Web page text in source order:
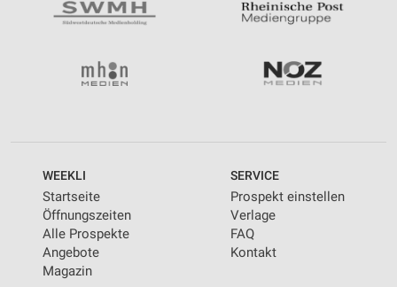
WEEKLI
Startseite
Öffnungszeiten
Alle Prospekte
Angebote
Magazin
SERVICE
Prospekt einstellen
Verlage
FAQ
Kontakt